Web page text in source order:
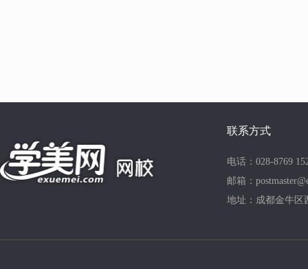
联系方式
电话：028-8769
邮箱：
地址：成都金牛区